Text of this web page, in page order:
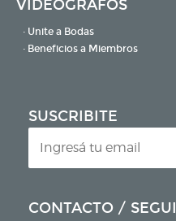
VIDEÓGRAFOS
· Unite a Bodas
· Beneficios a Miembros
SUSCRIBITE
CONTACTO /